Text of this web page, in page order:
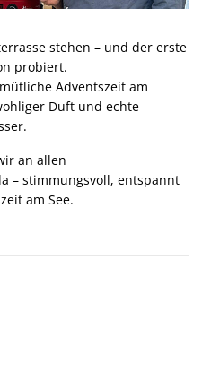
stehen – und der erste
probiert.
Adventszeit am
Duft und echte
an allen
– stimmungsvoll, entspannt
am See.